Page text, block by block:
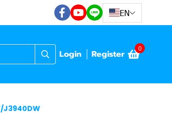
EN
Login Register 0
J3940DW